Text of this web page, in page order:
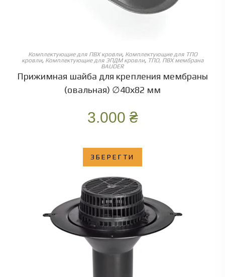
ОБЕРІТЬ ОПЦІЇ
Комплектующие для ПВХ кровли, Комплектующие для ТПО
кровли, Комплектующие для ЭПДМ кровли, ТПО, ПВХ мембрана
BAUDER
Прижимная шайба для крепления мембраны
(овальная) ∅40х82 мм
3.000 ₴
ЗБЕРЕГТИ